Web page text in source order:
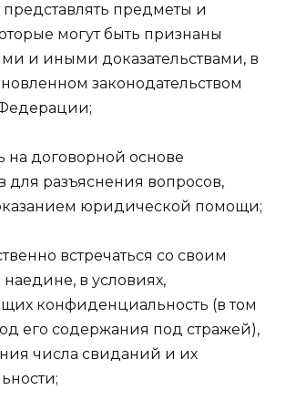
представлять предметы и
могут быть признаны
и иными доказательствами, в
законодательством
на договорной основе
для разъяснения вопросов,
юридической помощи;
встречаться со своим
в условиях,
конфиденциальность (в том
его содержания под стражей),
числа свиданий и их